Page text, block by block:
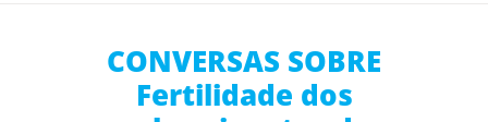
CONVERSAS SOBRE
Fertilidade dos